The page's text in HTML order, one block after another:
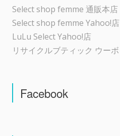
Select shop femme 通販本店
Select shop femme Yahoo!店
LuLu Select Yahoo!店
リサイクルブティック ウーボ
Facebook